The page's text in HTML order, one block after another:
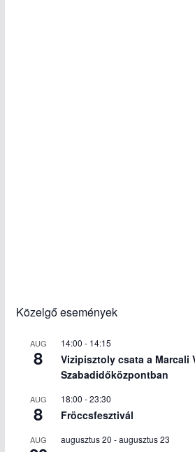
Közelgő események
AUG
8
14:00 - 14:15
Vizipisztoly csata a Marcali
Szabadidőközpontban
AUG
8
18:00 -23:30
Fröccsfesztivál
AUG augusztus 20 -augusztus 23